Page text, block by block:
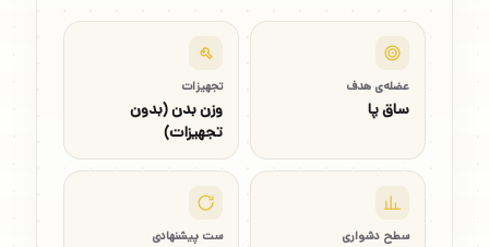
عضله‌ی هدف
ساق پا
تجهیزات
وزن بدن (بدون
تجهیزات)
سطح دشواری ست پیشنهادی